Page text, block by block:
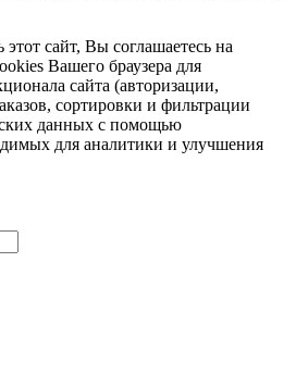
сайт, Вы соглашаетесь на
Вашего браузера для
сайта (авторизации,
сортировки и фильтрации
данных с помощью
для аналитики и улучшения